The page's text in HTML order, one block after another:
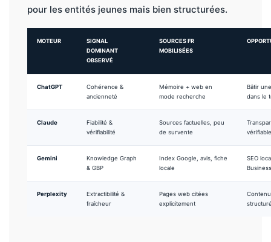
pour les entités jeunes mais bien structurées.
MOTEUR
SIGNAL
DOMINANT
OBSERVÉ
SOURCES FR
MOBILISÉES
ChatGPT
Cohérence &
ancienneté
Mémoire + web en
mode recherche
Bâtir
dans le
Claude
Fiabilité &
vérifiabilité
Sources factuelles, peu
de survente
Gemini
Knowledge Graph
& GBP
Index Google, avis, fiche
locale
SEO
Business
Perplexity
Extractibilité &
fraîcheur
Pages web citées
explicitement